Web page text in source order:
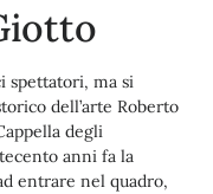
spettatori, ma si
dell’arte Roberto
degli
anni fa la
entrare nel quadro,